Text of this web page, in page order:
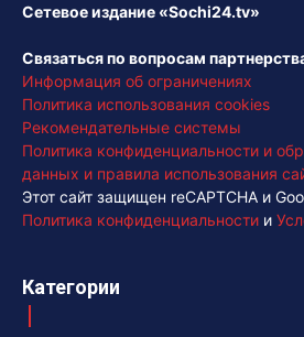
Сетевое издание «Sochi24.tv»
Связаться по вопросам
Информация об ограничениях
Политика использования cookies
Рекомендательные системы
Политика конфиденциальности и
данных и правила использования
Этот сайт защищен reCAPTCHA и
Политика конфиденциальности и
Категории